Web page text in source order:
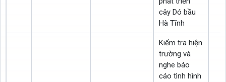
cây Dó bầu
Hà Tĩnh
Kiểm tra hiện
trường và
nghe báo
cáo tình hình